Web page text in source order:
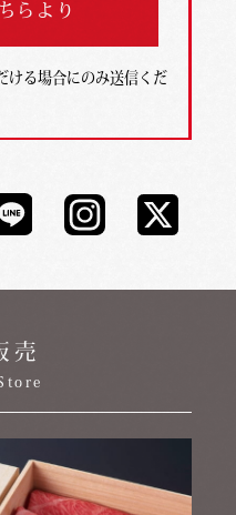
らより
ける場合にのみ送信くだ
売